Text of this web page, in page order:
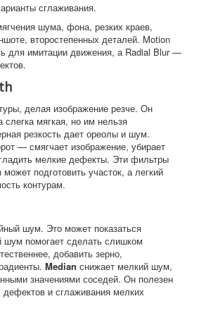
сглаживания.
шума, фона, резких краев,
второстепенных деталей. Motion
для имитации движения, а Radial Blur —
делая изображение резче. Он
слегка мягкая, но им нельзя
резкость дает ореолы и шум.
— смягчает изображение, убирает
мелкие дефекты. Эти фильтры
подготовить участок, а легкий
контурам.
шум. Это может показаться
шум помогает сделать слишком
добавить зерно,
Median снижает мелкий шум,
значениями соседей. Он полезен
и сглаживания мелких